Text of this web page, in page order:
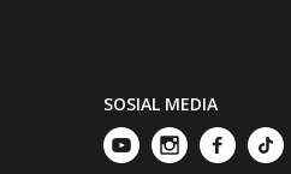
SOSIAL MEDIA